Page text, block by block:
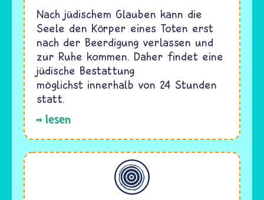
Nach jüdischem Glauben kann die
Seele den Körper eines Toten erst
nach der Beerdigung verlassen und
zur Ruhe kommen. Daher findet eine
jüdische Bestattung
möglichst innerhalb von 24 Stunden
statt.
lesen
Allgemein